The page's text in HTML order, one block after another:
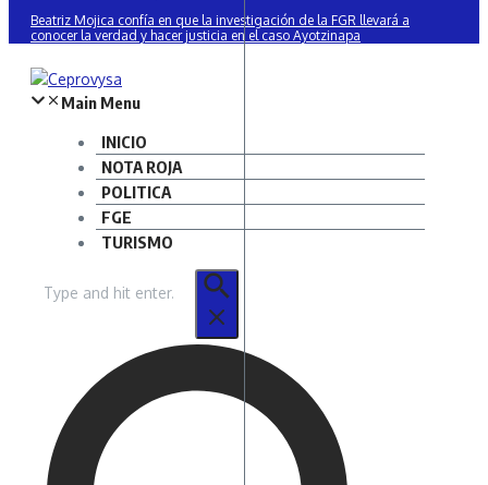
Beatriz Mojica confía en que la investigación de la FGR llevará a
conocer la verdad y hacer justicia en el caso Ayotzinapa
Main Menu
INICIO
NOTA ROJA
POLITICA
FGE
TURISMO
por: